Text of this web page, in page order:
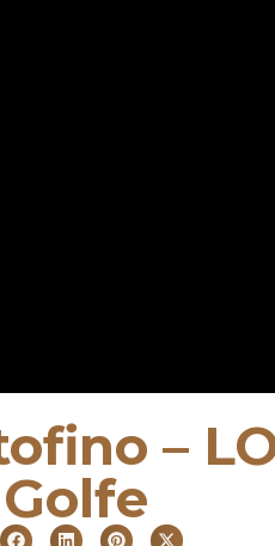
–